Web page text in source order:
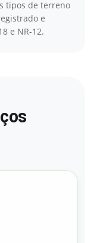
tipos de terreno
e
e NR-12.